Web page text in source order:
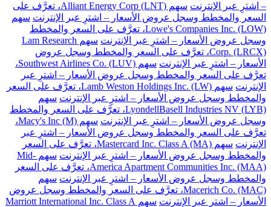
– اشترِ عبر الإنترنت
سهم Alliant Energy Corp (LNT)، تعرَّف على
السعر والمخطط وسجل عروض الأسعار – اشترِ عبر الإنترنت سهم
Lowe's Companies Inc. (LOW)، تعرَّف على السعر والمخطط
وسجل عروض الأسعار – اشترِ عبر الإنترنت
سهم Lam Research
Corp. (LRCX)، تعرَّف على السعر والمخطط وسجل عروض
الأسعار – اشترِ عبر الإنترنت
سهم Southwest Airlines Co. (LUV)،
تعرَّف على السعر والمخطط وسجل عروض الأسعار – اشترِ عبر
الإنترنت
سهم Lamb Weston Holdings Inc. (LW)، تعرَّف على السعر
والمخطط وسجل عروض الأسعار – اشترِ عبر الإنترنت سهم
LyondellBasell Industries NV (LYB)، تعرَّف على السعر والمخطط
وسجل عروض الأسعار – اشترِ عبر الإنترنت
سهم Macy's Inc (M)،
تعرَّف على السعر والمخطط وسجل عروض الأسعار – اشترِ عبر
الإنترنت
سهم Mastercard Inc. Class A (MA)، تعرَّف على السعر
والمخطط وسجل عروض الأسعار – اشترِ عبر الإنترنت
سهم Mid-
America Apartment Communities Inc. (MAA)، تعرَّف على السعر
والمخطط وسجل عروض الأسعار – اشترِ عبر الإنترنت سهم
Macerich Co. (MAC)، تعرَّف على السعر والمخطط وسجل عروض
الأسعار – اشترِ عبر الإنترنت
سهم Marriott International Inc. Class A